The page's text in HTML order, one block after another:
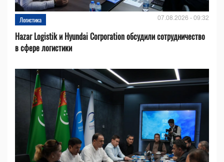
Логистика 07.08.2026 - 09:32
Hazar Logistik и Hyundai Corporation обсудили сотрудничество
в сфере логистики